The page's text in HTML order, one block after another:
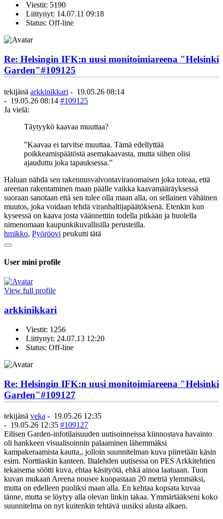
Viestit: 5190
Liittynyt: 14.07.11 09:18
Status: Off-line
Re: Helsingin IFK:n uusi monitoimiareena "Helsinki
Garden"#109125
tekijänä arkkinikkari - 19.05.26 08:14
- 19.05.26 08:14 #109125
Ja vielä:
Täytyykö kaavaa muuttaa?
”Kaavaa ei tarvitse muuttaa. Tämä edellyttää
poikkeamispäätöstä asemakaavasta, mutta siihen olisi
ajauduttu joka tapauksessa.”
Haluan nähdä sen rakennusvalvontaviranomaisen joka toteaa, että
areenan rakentaminen maan päälle vaikka kaavamääräyksessä
suoraan sanotaan että sen tulee olla maan alla, on sellainen vähäinen
muutos, joka voidaan tehdä viranhaltijapäätöksenä. Etenkin kun
kyseessä on kaava josta väännettiin todella pitkään ja huolella
nimenomaan kaupunkikuvallisilla perusteilla.
hmikko, Pyöröovi peukutti tätä
User mini profile
View full profile
arkkinikkari
Viestit: 1256
Liittynyt: 24.07.13 12:20
Status: Off-line
Re: Helsingin IFK:n uusi monitoimiareena "Helsinki
Garden"#109127
tekijänä veka - 19.05.26 12:35
- 19.05.26 12:35 #109127
Eilisen Garden-infotilaisuuden uutisoinneissa kiinnostava havainto
oli hankkeen visualisoinnin palaaminen lähemmäksi
kampakeraamista kautta,, jolloin suunnitelman kuva piirretään käsin
esim. Norttiaskin kanteen. Iltalehden uutisessa on PES Arkkitehtien
tekaisema söötti kuva, ehtaa käsityötä, ehkä ainoa laatuaan. Tuon
kuvan mukaan Areena nousee kuopastaan 20 metriä ylemmäksi,
mutta on edelleen puoliksi maan alla. En kehtaa kopsata kuvaa
tänne, mutta se löytyy alla olevan linkin takaa. Ymmärtääkseni koko
suunnitelma on nyt kuitenkin tehtävä uusiksi alusta alkaen.